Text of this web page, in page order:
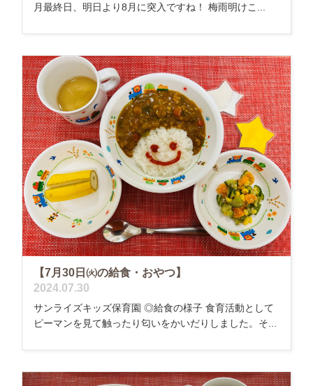
月最終日、明日より8月に突入ですね！ 梅雨明けこ...
【7月30日㈫の給食・おやつ】
2024.07.30
サンライズキッズ保育園 ◎給食の様子 食育活動として
ピーマンを見て触ったり匂いをかいだりしました。そ...